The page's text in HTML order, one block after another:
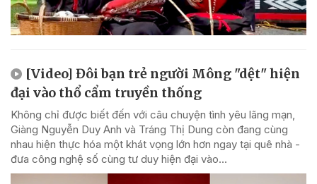
[Video] Đôi bạn trẻ người Mông "dệt" hiện
đại vào thổ cẩm truyền thống
Không chỉ được biết đến với câu chuyện tình yêu lãng mạn,
Giàng Nguyễn Duy Anh và Tráng Thị Dung còn đang cùng
nhau hiện thực hóa một khát vọng lớn hơn ngay tại quê nhà -
đưa công nghệ số cùng tư duy hiện đại vào...